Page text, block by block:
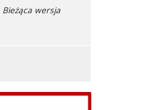
Bieżąca wersja